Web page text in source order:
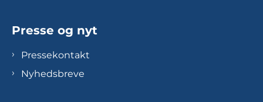
Presse og nyt
Pressekontakt
Nyhedsbreve